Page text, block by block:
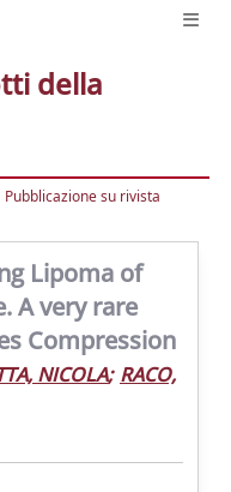
della
Pubblicazione su rivista
Lipoma of
A very rare
Compression
NICOLA; RACO,